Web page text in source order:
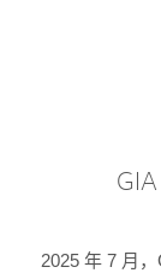
2025 年 7 月